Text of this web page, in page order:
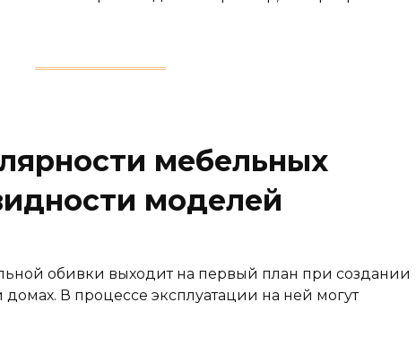
мебельных
моделей
обивки выходит на первый план при создании
В процессе эксплуатации на ней могут